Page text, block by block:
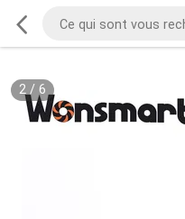
2/ 6